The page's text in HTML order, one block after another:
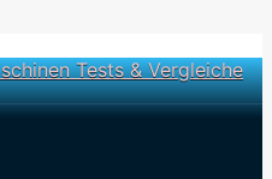
Tests & Vergleiche